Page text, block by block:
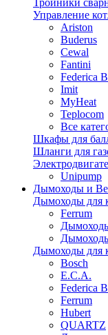
Тройники
Управление
Ariston
Buderus
Cewal
Fantini
Federica
Imit
MyHeat
Teplocom
Все
Шкафы для
Шланги для
Unipump
Дымоходы и
Дымоходы для
Ferrum
Дымоходы для
Bosch
E.C.A.
Federica
Ferrum
Hubert
QUARTZ